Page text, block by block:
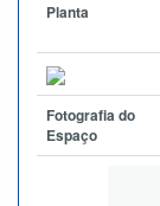
Planta
Fotografia do
Espaço